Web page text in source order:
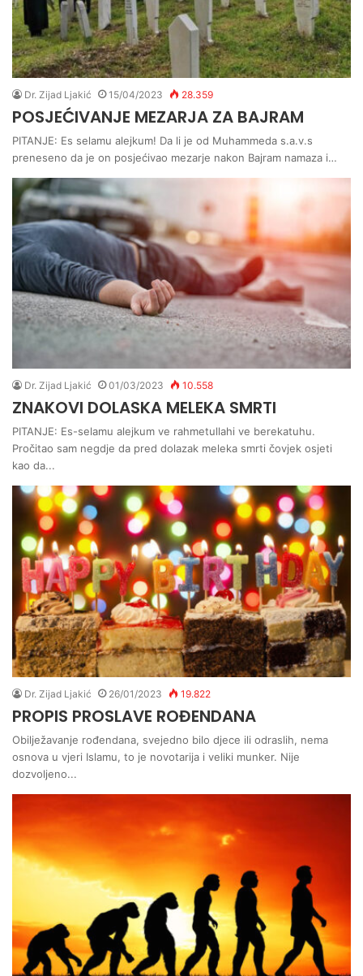
Dr. Zijad Ljakić 15/04/2023 28.359
POSJEĆIVANJE MEZARJA ZA BAJRAM
PITANJE: Es selamu alejkum! Da li je od Muhammeda s.a.v.s
preneseno da je on posjećivao mezarje nakon Bajram namaza i…
Dr. Zijad Ljakić 01/03/2023 10.558
ZNAKOVI DOLASKA MELEKA SMRTI
PITANJE: Es-selamu alejkum ve rahmetullahi ve berekatuhu.
Pročitao sam negdje da pred dolazak meleka smrti čovjek osjeti
kao da...
Dr. Zijad Ljakić 26/01/2023 19.822
PROPIS PROSLAVE ROĐENDANA
Obilježavanje rođendana, svejedno bilo djece ili odraslih, nema
osnova u vjeri Islamu, to je novotarija i veliki munker. Nije
dozvoljeno...